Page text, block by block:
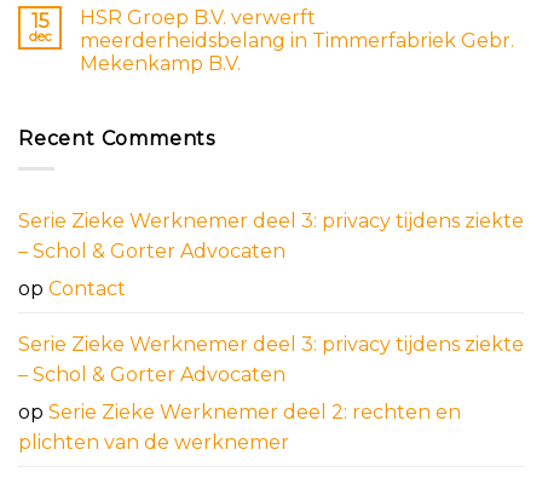
15
dec
HSR Groep B.V. verwerft
meerderheidsbelang in Timmerfabriek Gebr.
Mekenkamp B.V.
Recent Comments
Serie Zieke Werknemer deel 3: privacy tijdens ziekte
– Schol & Gorter Advocaten
op Contact
Serie Zieke Werknemer deel 3: privacy tijdens ziekte
– Schol & Gorter Advocaten
op Serie Zieke Werknemer deel 2: rechten en
plichten van de werknemer